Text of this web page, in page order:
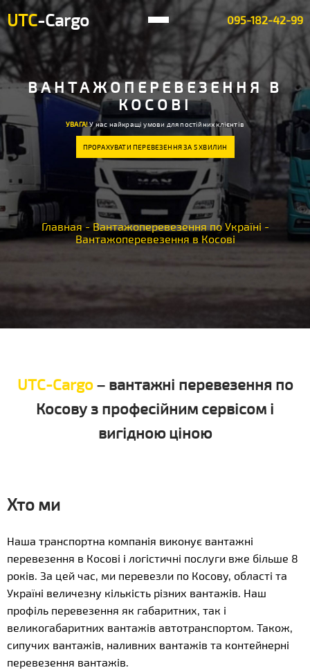
UTC-Cargo 095-182-42-99
ВАНТАЖОПЕРЕВЕЗЕННЯ В
КОСОВІ
УВАГА!У нас найкращі умови для постійних клієнтів
ПРОРАХУВАТИ ПЕРЕВЕЗЕННЯ ЗА 5 ХВИЛИН
Главная - Вантажоперевезення по Україні -
Вантажоперевезення в Косові
UTC-Cargo– вантажні перевезення по
Косову з професійним сервісом і
вигідною ціною
Хто ми
Наша транспортна компанія виконує вантажні
перевезення в Косові і логістичні послуги вже більше 8
років. За цей час, ми перевезли по Косову, області та
Україні величезну кількість різних вантажів. Наш
профіль перевезення як габаритних, так і
великогабаритних вантажів автотранспортом. Також,
сипучих вантажів, наливних вантажів та контейнерні
перевезення вантажів.